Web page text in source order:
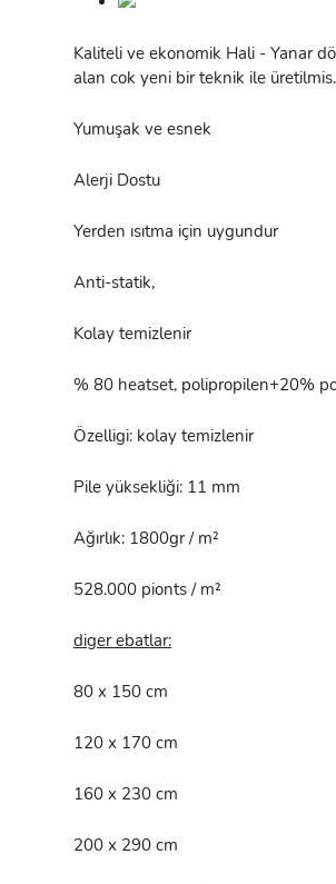
Kaliteli ve ekonomik Hali - Yanar
alan cok yeni bir teknik ile üretilmis.
Yumuşak ve esnek
Alerji Dostu
Yerden ısıtma için uygundur
Anti-statik,
Kolay temizlenir
% 80 heatset, polipropilen+20%
Özelligi: kolay temizlenir
Pile yüksekliği: 11 mm
Ağırlık: 1800gr / m²
528.000 pionts / m²
diger ebatlar:
80 x 150 cm
120 x 170 cm
160 x 230 cm
200 x 290 cm